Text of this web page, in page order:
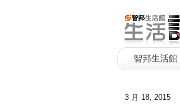
智邦生活館
3 月 18, 2015